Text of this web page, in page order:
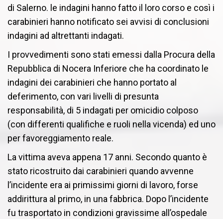
di Salerno. le indagini hanno fatto il loro corso e così i
carabinieri hanno notificato sei avvisi di conclusioni
indagini ad altrettanti indagati.
I provvedimenti sono stati emessi dalla Procura della
Repubblica di Nocera Inferiore che ha coordinato le
indagini dei carabinieri che hanno portato al
deferimento, con vari livelli di presunta
responsabilità, di 5 indagati per omicidio colposo
(con differenti qualifiche e ruoli nella vicenda) ed uno
per favoreggiamento reale.
La vittima aveva appena 17 anni. Secondo quanto è
stato ricostruito dai carabinieri quando avvenne
l’incidente era ai primissimi giorni di lavoro, forse
addirittura al primo, in una fabbrica. Dopo l’incidente
fu trasportato in condizioni gravissime all’ospedale